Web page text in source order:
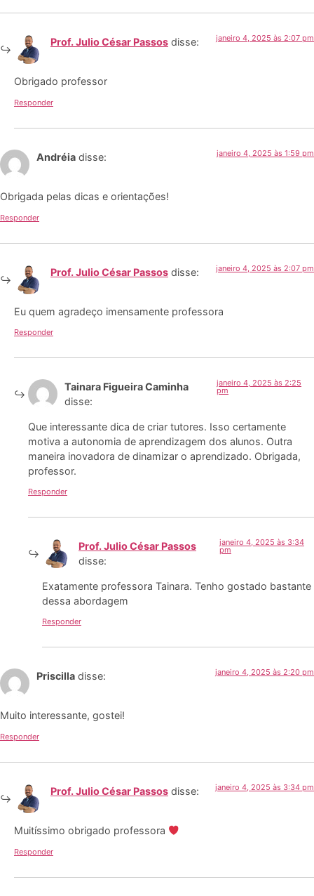
Prof. Julio César Passos disse: janeiro 4, 2025 às 2:07 pm
Obrigado professor
Responder
Andréia disse: janeiro 4, 2025 às 1:59 pm
Obrigada pelas dicas e orientações!
Responder
Prof. Julio César Passos disse: janeiro 4, 2025 às 2:07 pm
Eu quem agradeço imensamente professora
Responder
Tainara Figueira Caminha
disse:
janeiro 4, 2025 às 2:25
pm
Que interessante dica de criar tutores. Isso certamente
motiva a autonomia de aprendizagem dos alunos. Outra
maneira inovadora de dinamizar o aprendizado. Obrigada,
professor.
Responder
Prof. Julio César Passos
disse:
janeiro 4, 2025 às 3:34
pm
Exatamente professora Tainara. Tenho gostado bastante
dessa abordagem
Responder
Priscilla disse: janeiro 4, 2025 às 2:20 pm
Muito interessante, gostei!
Responder
Prof. Julio César Passos disse: janeiro 4, 2025 às 3:34 pm
Muitíssimo obrigado professora
Responder